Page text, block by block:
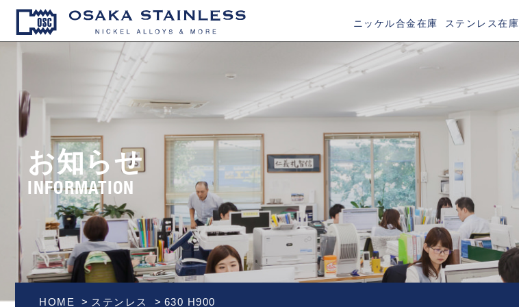
OSAKA STAINLESS
ニッケル合金在庫 ステンレス在庫
お知らせ
INFORMATION
HOME ステンレス 630 H900